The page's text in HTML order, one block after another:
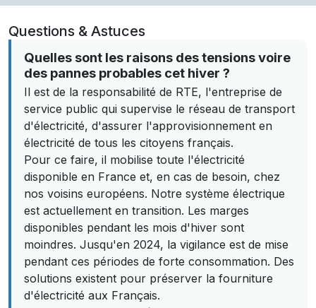
Questions & Astuces
Quelles sont les raisons des tensions voire
des pannes probables cet hiver ?
Il est de la responsabilité de RTE, l'entreprise de
service public qui supervise le réseau de transport
d'électricité, d'assurer l'approvisionnement en
électricité de tous les citoyens français.
Pour ce faire, il mobilise toute l'électricité
disponible en France et, en cas de besoin, chez
nos voisins européens. Notre système électrique
est actuellement en transition. Les marges
disponibles pendant les mois d'hiver sont
moindres. Jusqu'en 2024, la vigilance est de mise
pendant ces périodes de forte consommation. Des
solutions existent pour préserver la fourniture
d'électricité aux Français.